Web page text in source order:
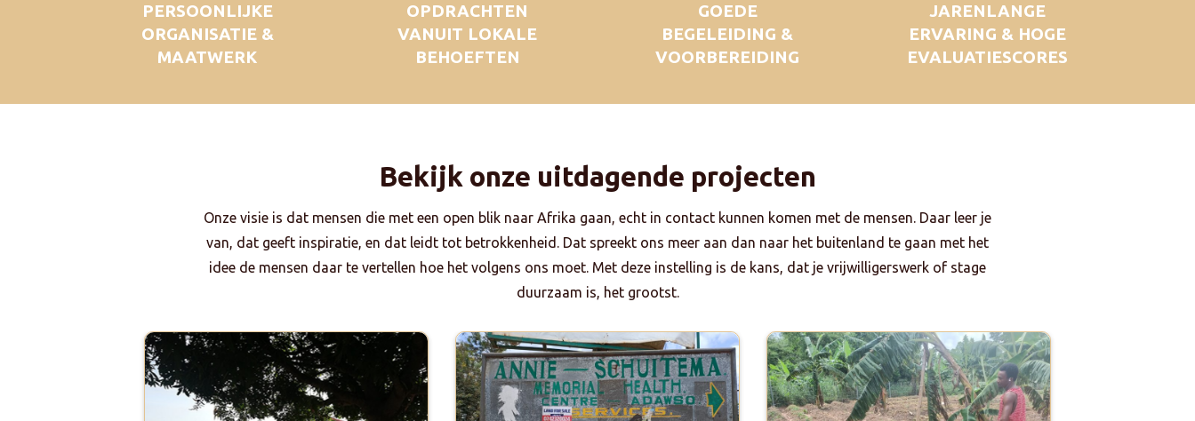
PERSOONLIJKE
ORGANISATIE &
MAATWERK
OPDRACHTEN
VANUIT LOKALE
BEHOEFTEN
GOEDE
BEGELEIDING &
VOORBEREIDING
JARENLANGE
ERVARING & HOGE
EVALUATIESCORES
Bekijk onze uitdagende projecten
Onze visie is dat mensen die met een open blik naar Afrika gaan, echt in contact kunnen komen met de mensen. Daar leer je
van, dat geeft inspiratie, en dat leidt tot betrokkenheid. Dat spreekt ons meer aan dan naar het buitenland te gaan met het
idee de mensen daar te vertellen hoe het volgens ons moet. Met deze instelling is de kans, dat je vrijwilligerswerk of stage
duurzaam is, het grootst.